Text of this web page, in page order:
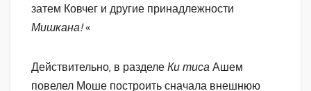
затем Ковчег и другие принадлежности
Мишкана!«
Действительно, в разделеКи тисаАшем
повелел Моше построить сначала внешнюю